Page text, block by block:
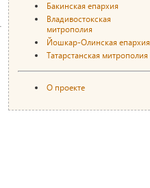
Бакинская епархия
Владивостокская
митрополия
Йошкар-Олинская епархия
Татарстанская митрополия
О проекте